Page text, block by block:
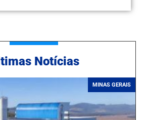
ltimas Notícias
MINAS GERAIS